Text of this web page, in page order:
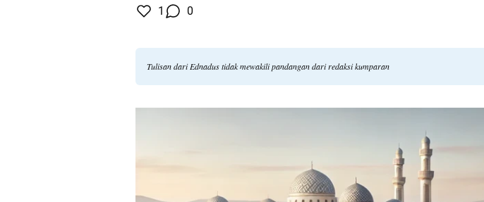
1 0
Tulisan dari Ednadus tidak mewakili pandangan dari redaksi kumparan